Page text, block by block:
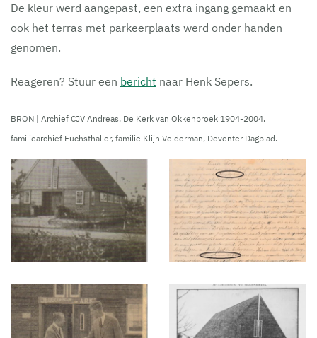
De kleur werd aangepast, een extra ingang gemaakt en
ook het terras met parkeerplaats werd onder handen
genomen.
Reageren? Stuur een bericht naar Henk Sepers.
BRON | Archief CJV Andreas, De Kerk van Okkenbroek 1904-2004,
familiearchief Fuchsthaller, familie Klijn Velderman, Deventer Dagblad.